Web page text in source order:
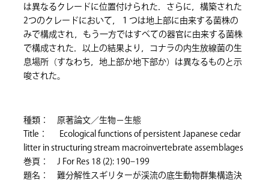
は異なるクレードに位置付けられた．さらに，構築された
2つのクレードにおいて，１つは地上部に由来する菌株の
みで構成され，もう一方ではすべての器官に由来する菌株
で構成された．以上の結果より，コナラの内生放線菌の生
息場所（すなわち，地上部か地下部か）は異なるものと示
唆された。
種類： 原著論文／生物－生態
Title： Ecological functions of persistent Japanese cedar
litter in structuring stream macroinvertebrate assemblages
巻頁： J For Res 18 (2): 190–199
題名： 難分解性スギリターが渓流の底生動物群集構造決